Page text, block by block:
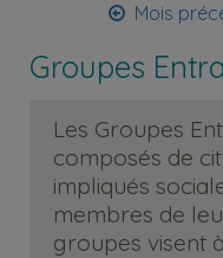
Mois
Groupes
Les Groupes
composés de
impliqués
membres de
groupes visent